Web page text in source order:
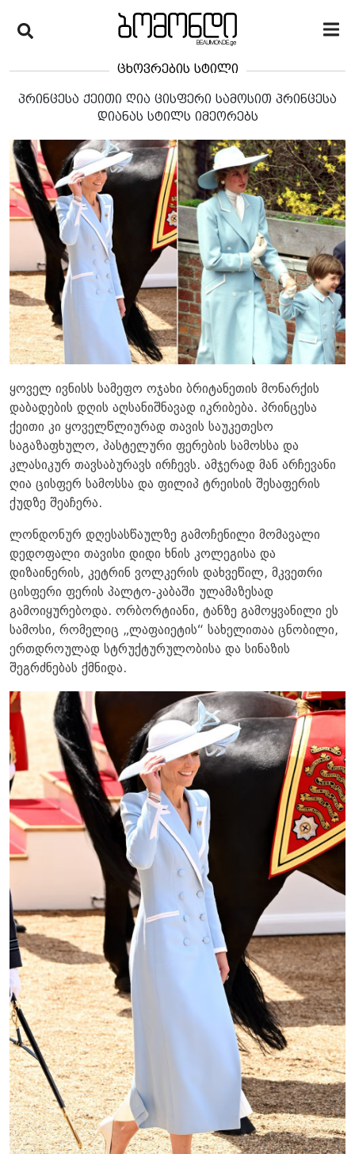
ცხოვრების სტილი
პრინცესა ქეითი ღია ცისფერი სამოსით პრინცესა
დიანას სტილს იმეორებს
ყოველ ივნისს სამეფო ოჯახი ბრიტანეთის მონარქის
დაბადების დღის აღსანიშნავად იკრიბება. პრინცესა
ქეითი კი ყოველწლიურად თავის საუკეთესო
საგაზაფხულო, პასტელური ფერების სამოსსა და
კლასიკურ თავსაბურავს ირჩევს. ამჯერად მან არჩევანი
ღია ცისფერ სამოსსა და ფილიპ ტრეისის შესაფერის
ქუდზე შეაჩერა.
ლონდონურ დღესასწაულზე გამოჩენილი მომავალი
დედოფალი თავისი დიდი ხნის კოლეგისა და
დიზაინერის, კეტრინ ვოლკერის დახვეწილ, მკვეთრი
ცისფერი ფერის პალტო-კაბაში ულამაზესად
გამოიყურებოდა. ორბორტიანი, ტანზე გამოყვანილი ეს
სამოსი, რომელიც „ლაფაიეტის“ სახელითაა ცნობილი,
ერთდროულად სტრუქტურულობისა და სინაზის
შეგრძნებას ქმნიდა.